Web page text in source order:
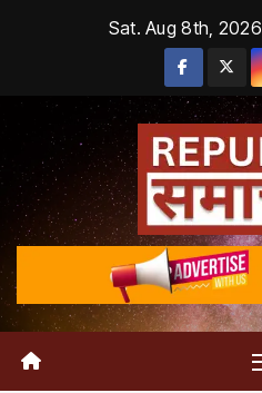
Sat. Aug 8th, 2026